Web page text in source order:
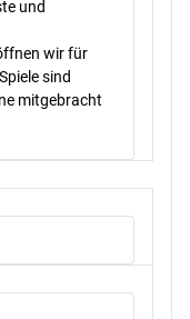
und
wir für
sind
mitgebracht